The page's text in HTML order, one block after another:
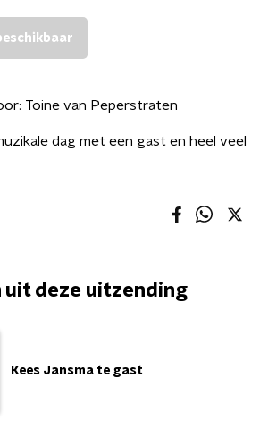
Toine van Peperstraten
dag met een gast en heel veel
uit deze uitzending
Kees Jansma te gast